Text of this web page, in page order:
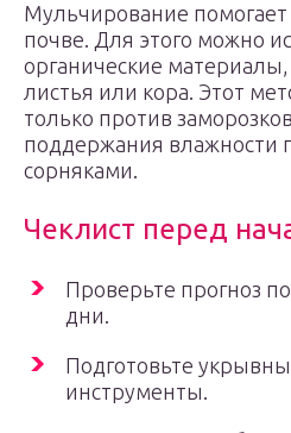
Мульчирование
почве. Для этого можно
органические материалы,
листья или кора. Этот
только против
поддержания влажности
сорняками.
Чеклист перед
Проверьте прогноз
дни.
Подготовьте
инструменты.